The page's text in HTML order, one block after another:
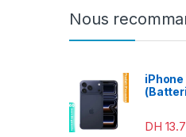
Nous
iPhone
DH